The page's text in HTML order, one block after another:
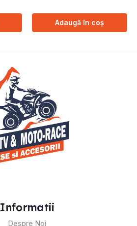
Adaugă în coș
Informatii
Despre Noi